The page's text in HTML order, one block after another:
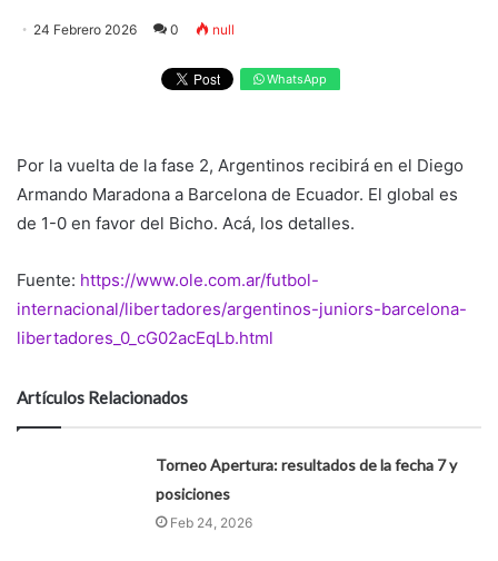
24 Febrero 2026 0 null
WhatsApp
Por la vuelta de la fase 2, Argentinos recibirá en el Diego
Armando Maradona a Barcelona de Ecuador. El global es
de 1-0 en favor del Bicho. Acá, los detalles.
Fuente: https://www.ole.com.ar/futbol-
internacional/libertadores/argentinos-juniors-barcelona-
libertadores_0_cG02acEqLb.html
Artículos Relacionados
Torneo Apertura: resultados de la fecha 7 y
posiciones
Feb 24, 2026